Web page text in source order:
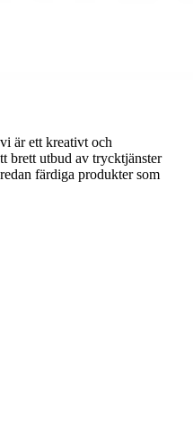
är ett kreativt och
brett utbud av trycktjänster
färdiga produkter som